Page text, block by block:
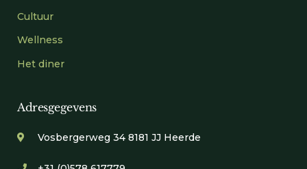
Cultuur
Wellness
Het diner
Adresgegevens
Vosbergerweg 34 8181 JJ Heerde